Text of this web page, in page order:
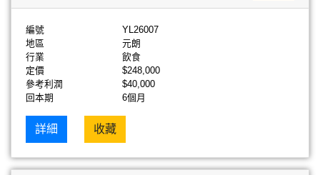
編號
YL26007
地區
元朗
行業
飲食
定價
$248,000
參考利潤
$40,000
回本期
6個月
詳細 收藏